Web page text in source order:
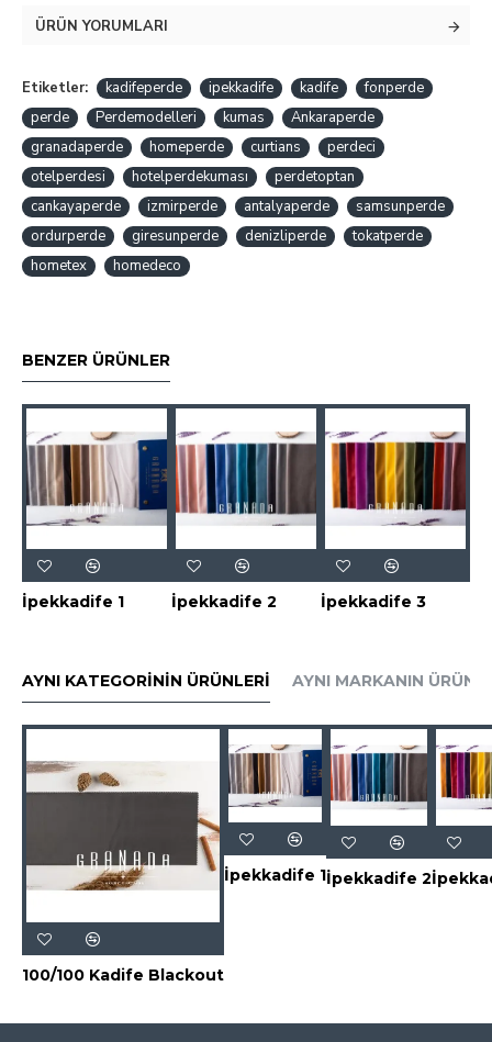
ÜRÜN YORUMLARI
Etiketler: kadifeperde ipekkadife kadife
fonperde
perde
Perdemodelleri kumas
Ankaraperde
granadaperde
homeperde curtians
perdeci
otelperdesi
hotelperdekuması
perdetoptan
cankayaperde
izmirperde antalyaperde
samsunperde
ordurperde
giresunperde denizliperde
tokatperde
hometex
homedeco
BENZER ÜRÜNLER
İpekkadife 1 İpekkadife 2 İpekkadife 3
AYNI KATEGORININ ÜRÜNLERI AYNI MARKANIN
100/100 Kadife Blackout
İpekkadife 1İpekkadife 2